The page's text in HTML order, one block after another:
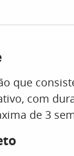
que
com
de 3